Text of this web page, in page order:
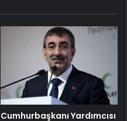
Cumhurbaşkanı Yardımcısı